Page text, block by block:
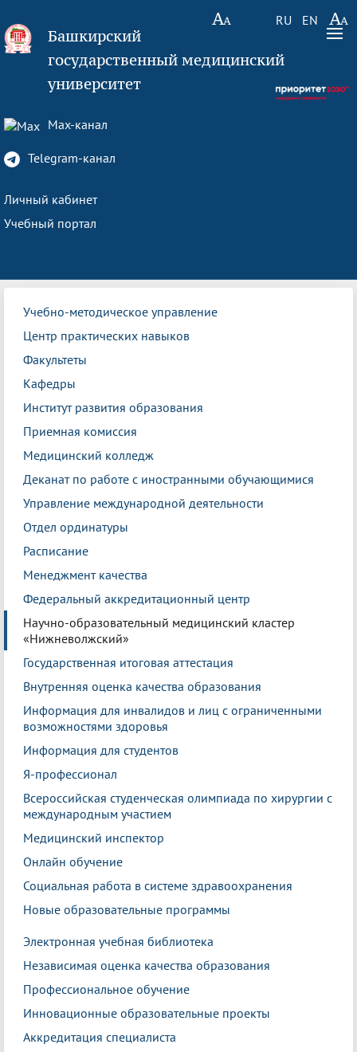
RU EN
Башкирский
государственный медицинский
университет
Max-канал
Telegram-канал
Личный кабинет
Учебный портал
Учебно-методическое управление
Центр практических навыков
Факультеты
Кафедры
Институт развития образования
Приемная комиссия
Медицинский колледж
Деканат по работе с иностранными обучающимися
Управление международной деятельности
Отдел ординатуры
Расписание
Менеджмент качества
Федеральный аккредитационный центр
Научно-образовательный медицинский кластер
«Нижневолжский»
Государственная итоговая аттестация
Внутренняя оценка качества образования
Информация для инвалидов и лиц с ограниченными
возможностями здоровья
Информация для студентов
Я-профессионал
Всероссийская студенческая олимпиада по хирургии с
международным участием
Медицинский инспектор
Онлайн обучение
Социальная работа в системе здравоохранения
Новые образовательные программы
Электронная учебная библиотека
Независимая оценка качества образования
Профессиональное обучение
Инновационные образовательные проекты
Аккредитация специалиста